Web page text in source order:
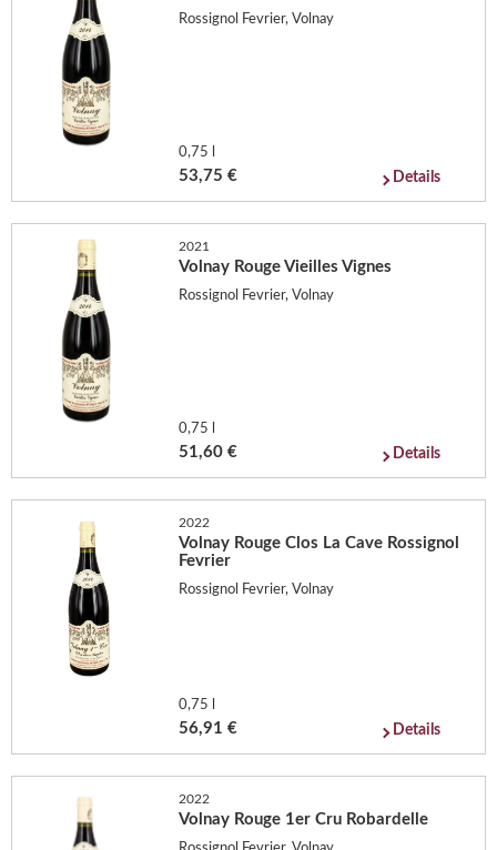
Rossignol Fevrier, Volnay
0,75 l
53,75 € Details
2021
Volnay Rouge Vieilles Vignes
Rossignol Fevrier, Volnay
0,75 l
51,60 € Details
2022
Volnay Rouge Clos La Cave Rossignol
Fevrier
Rossignol Fevrier, Volnay
0,75 l
56,91 € Details
2022
Volnay Rouge 1er Cru Robardelle